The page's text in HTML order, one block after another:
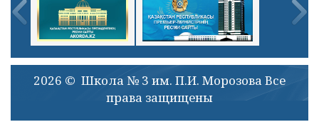
2026 © Школа № 3 им. П.И. Морозова Все
права защищены